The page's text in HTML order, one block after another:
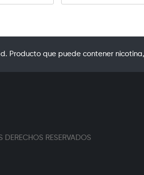
Producto que puede contener
RESERVADOS